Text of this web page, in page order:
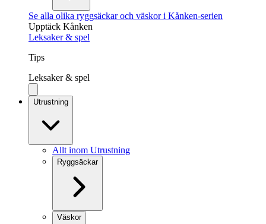
Se alla olika ryggsäckar och väskor i Kånken-serien
Upptäck Kånken
Leksaker & spel
Tips
Leksaker & spel
Utrustning
Allt inom Utrustning
Ryggsäckar
Väskor